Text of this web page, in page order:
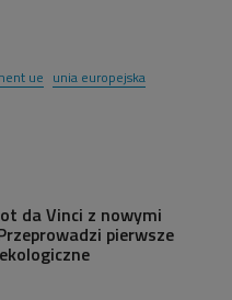
ue unia europejska
da Vinci z nowymi
pierwsze